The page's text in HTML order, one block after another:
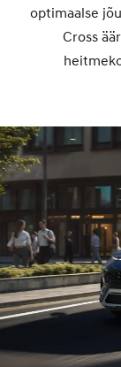
optimaalse
Cross